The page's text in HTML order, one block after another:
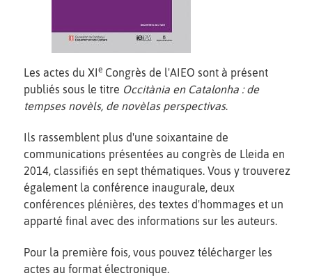
Les actes du XIe Congrès de l'AIEO sont à présent
publiés sous le titre Occitània en Catalonha : de
tempses novèls, de novèlas perspectivas.
Ils rassemblent plus d'une soixantaine de
communications présentées au congrès de Lleida en
2014, classifiés en sept thématiques. Vous y trouverez
également la conférence inaugurale, deux
conférences plénières, des textes d'hommages et un
apparté final avec des informations sur les auteurs.
Pour la première fois, vous pouvez télécharger les
actes au format électronique.